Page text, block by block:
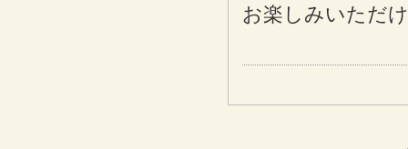
お楽しみいただ